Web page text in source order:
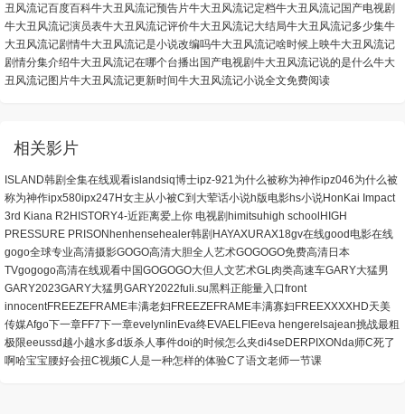
丑风流记百度百科牛大丑风流记预告片牛大丑风流记定档牛大丑风流记国产电视剧
牛大丑风流记演员表牛大丑风流记评价牛大丑风流记大结局牛大丑风流记多少集牛
大丑风流记剧情牛大丑风流记是小说改编吗牛大丑风流记啥时候上映牛大丑风流记
剧情分集介绍牛大丑风流记在哪个台播出 国产电视剧牛大丑风流记说的是什么牛大
丑风流记图片牛大丑风流记更新时间牛大丑风流记小说全文免费阅读
相关影片
ISLAND韩剧全集在线观看islandsiq博士ipz-921为什么被称为神作ipz046为什么被
称为神作ipx580ipx247H女主从小被C到大荤话小说h版电影hs小说HonKai Impact
3rd Kiana R2HISTORY4-近距离爱上你 电视剧himitsuhigh schoolHIGH
PRESSURE PRISONhenhensehealer韩剧HAYAXURAX18gv在线good电影在线
gogo全球专业高清摄影GOGO高清大胆全人艺术GOGOGO免费高清日本
TVgogogo高清在线观看中国GOGOGO大但人文艺术GL肉类高速车GARY大猛男
GARY2023GARY大猛男GARY2022fuli.su黑料正能量入口front
innocentFREEZEFRAME丰满老妇FREEZEFRAME丰满寡妇FREEXXXXHD天美
传媒Afgo下一章FF7下一章evelynlinEva终EVAELFIEeva hengerelsajean挑战最粗
极限eeussd越小越水多d坂杀人事件doi的时候怎么夹di4seDERPIXONda师C死了
啊哈宝宝腰好会扭C视频C人是一种怎样的体验C了语文老师一节课